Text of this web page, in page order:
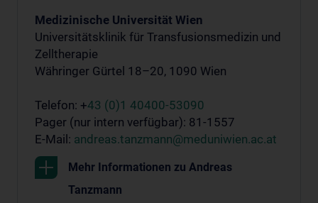
Medizinische Universität Wien
Universitätsklinik für Transfusionsmedizin und
Zelltherapie
Währinger Gürtel 18–20, 1090 Wien
Telefon: +43 (0)1 40400-53090
Pager (nur intern verfügbar): 81-1557
E-Mail: andreas.tanzmann@meduniwien.ac.at
Mehr Informationen zu Andreas
Tanzmann